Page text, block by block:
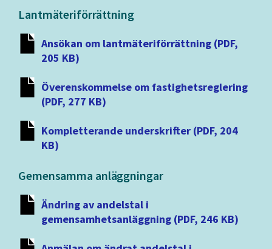
Lantmäteriförrättning
Ansökan om lantmäteriförrättning (PDF,
205 KB)
Överenskommelse om fastighetsreglering
(PDF, 277 KB)
Kompletterande underskrifter (PDF, 204
KB)
Gemensamma anläggningar
Ändring av andelstal i
gemensamhetsanläggning (PDF, 246 KB)